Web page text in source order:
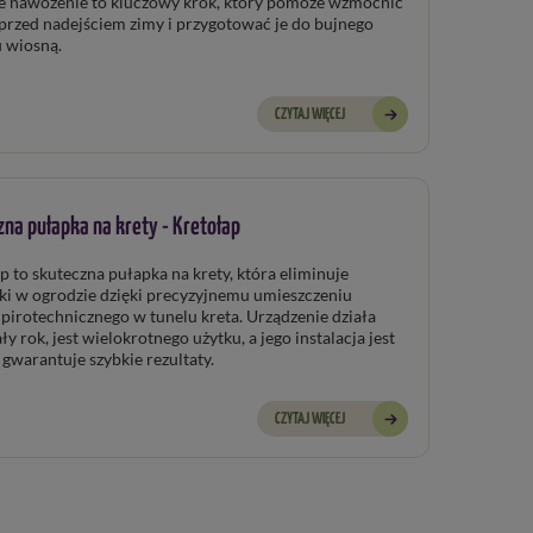
nadejściem zimy i przygotować je do bujnego
wiosną.
CZYTAJ WIĘCEJ
pułapka na krety - Kretołap
to skuteczna pułapka na krety, która eliminuje
w ogrodzie dzięki precyzyjnemu umieszczeniu
jest
prosta i gwarantuje szybkie rezultaty.
CZYTAJ WIĘCEJ